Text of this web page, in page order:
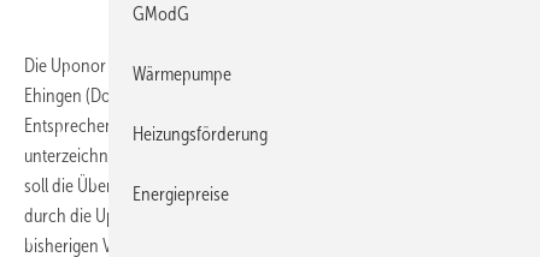
Die Uponor Gruppe kauft die
Ehingen (Donau), und die
Entsprechende Verträge wurden am 30. November 2015
unterzeichnet. Vorbehaltlich der Zustimmung des Bundeskartellamts
soll die Übernahme von jeweils 100 % der Unternehmensanteile
durch die Uponor Holding GmbH zeitnah abgeschlossen werden. Die
bisherigen Vertriebsstrukturen von KaMo und Delta Systemtechnik
GModG
Wärmepumpe
Heizungsförderung
Energiepreise